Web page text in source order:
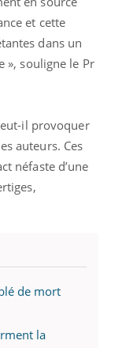
et cette
dans un
», souligne le Pr
il provoquer
auteurs. Ces
néfaste d’une
de mort
la